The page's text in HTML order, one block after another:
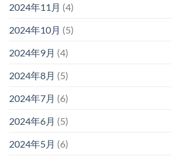
2024年11月 (4)
2024年10月 (5)
2024年9月 (4)
2024年8月 (5)
2024年7月 (6)
2024年6月 (5)
2024年5月 (6)